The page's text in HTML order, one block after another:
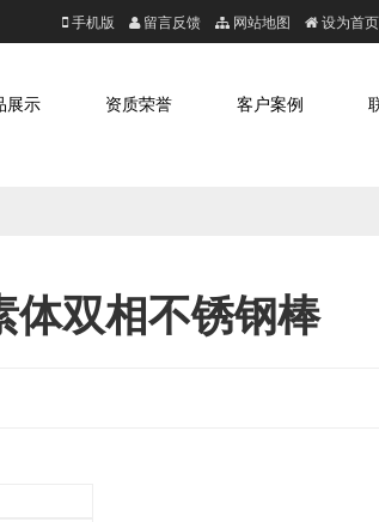
手机版 留言反馈 网站地图 设为首页
客户案例
资质荣誉
展示
体双相不锈钢棒